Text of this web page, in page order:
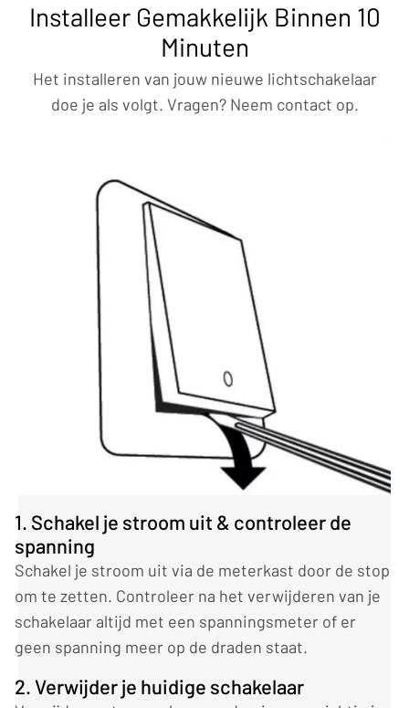
Installeer Gemakkelijk Binnen 10
Minuten
Het installeren van jouw nieuwe lichtschakelaar
doe je als volgt. Vragen? Neem contact op.
1. Schakel je stroom uit & controleer de
spanning
Schakel je stroom uit via de meterkast door de stop
om te zetten. Controleer na het verwijderen van je
schakelaar altijd met een spanningsmeter of er
geen spanning meer op de draden staat.
2. Verwijder je huidige schakelaar